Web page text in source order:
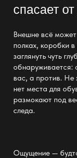
спасает
Внешне всё
полках, коробки
заглянуть чуть
обнаруживается:
вас, а против. Не
нет места для
размокают под
следа.
Ощущение —